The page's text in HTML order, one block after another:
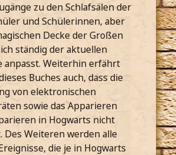
zu den Schlafsälen der
und Schülerinnen, aber
Decke der Großen
ständig der aktuellen
anpasst. Weiterhin erfährt
Buches auch, dass die
von elektronischen
sowie das Apparieren
in Hogwarts nicht
Des Weiteren werden alle
die je in Hogwarts